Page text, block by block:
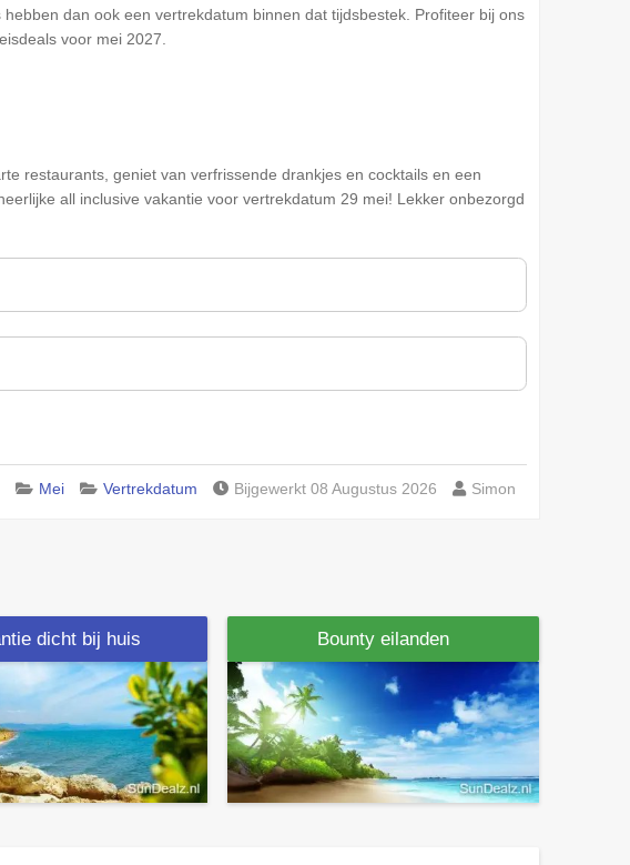
dan ook een vertrekdatum binnen dat tijdsbestek. Profiteer bij ons
voor mei 2027.
restaurants, geniet van verfrissende drankjes en cocktails en een
all inclusive vakantie voor vertrekdatum 29 mei! Lekker onbezorgd
Mei Vertrekdatum Bijgewerkt 08 Augustus 2026 Simon
dicht bij huis Bounty eilanden